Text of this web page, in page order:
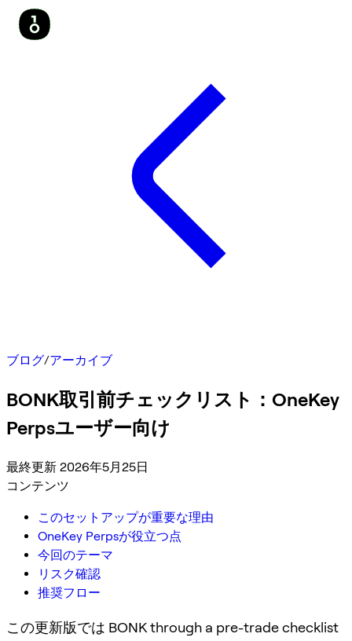
ブログ/アーカイブ
BONK取引前チェックリスト：OneKey
Perpsユーザー向け
最終更新 2026年5月25日
コンテンツ
このセットアップが重要な理由
OneKey Perpsが役立つ点
今回のテーマ
リスク確認
推奨フロー
この更新版では BONK through a pre-trade checklist